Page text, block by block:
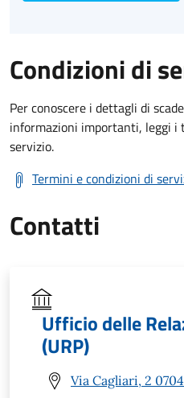
Condizioni di
Per conoscere i dettagli di
informazioni importanti, leggi i
servizio.
Termini e condizioni di
Contatti
Ufficio delle
(URP)
Via Cagliari, 2